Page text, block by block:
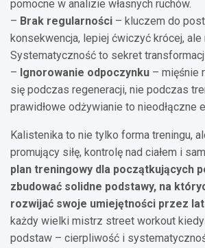
pomocne w analizie własnych ruchów.
– Brak regularności – kluczem do
konsekwencja, lepiej ćwiczyć krócej, ale
Systematyczność to sekret transformacji
– Ignorowanie odpoczynku – mięśnie
się podczas regeneracji, nie podczas
prawidłowe odżywianie to nieodłączne
Kalistenika to nie tylko forma treningu,
promujący siłę, kontrolę nad ciałem i
plan treningowy dla początkujących
zbudować solidne podstawy, na
rozwijać swoje umiejętności przez
każdy wielki mistrz street workout
podstaw – cierpliwość i